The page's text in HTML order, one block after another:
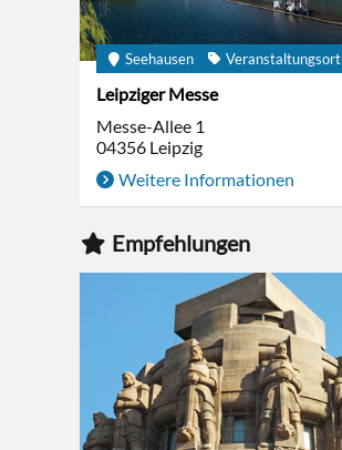
Seehausen Veranstaltungsort
Leipziger Messe
Messe-Allee 1
04356 Leipzig
Weitere Informationen
Empfehlungen